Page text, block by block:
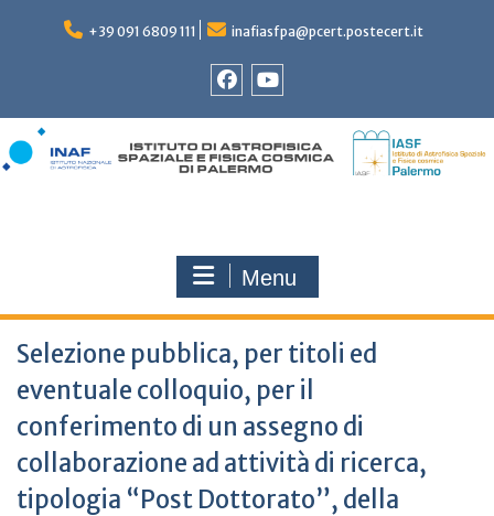
+39 091 6809 111 inafiasfpa@pcert.postecert.it
Menu
Selezione pubblica, per titoli ed
eventuale colloquio, per il
conferimento di un assegno di
collaborazione ad attività di ricerca,
tipologia “Post Dottorato”, della